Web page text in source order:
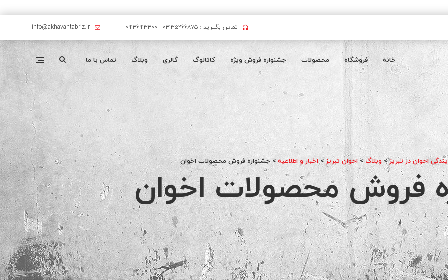
تماس بگیرید : ۰۴۱۳۵۲۶۶۸۷۵ | ۰۹۱۴۶۹۱۳۴۰۰ info@akhavantabriz.ir
خانه فروشگاه محصولات جشنواره فروش ویژه کاتالوگ گالری وبلاگ تماس با ما
اخوان در تبریز> وبلاگ>اخوان تبریز>اخبار و اطلاعیه>جشنواره فروش محصولات اخوان
فروش محصولات اخوان